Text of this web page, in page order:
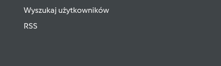
Wyszukaj użytkowników
RSS